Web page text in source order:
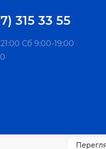
315 33 55
Сб 9:00-19:00